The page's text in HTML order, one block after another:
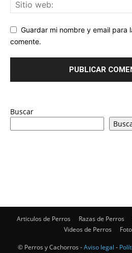
Guardar mi nombre y email para
comente.
Buscar
Articulos de Perros Razas de Perros
Videos de Perros
© Perros y Cachorros -Aviso legal -